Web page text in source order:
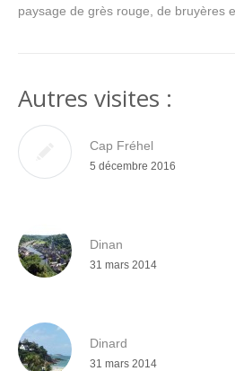
paysage de grès rouge, de bruyères
Autres visites :
Cap Fréhel
5 décembre 2016
Dinan
31 mars 2014
Dinard
31 mars 2014